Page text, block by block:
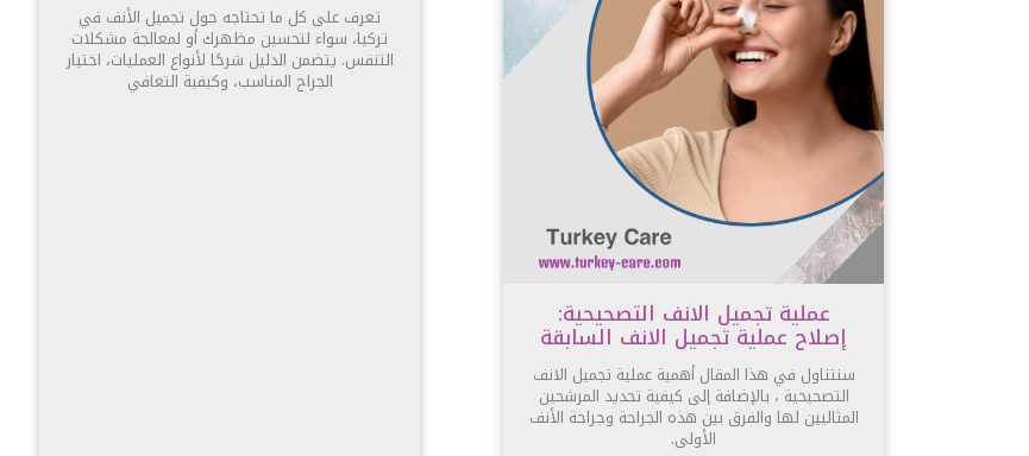
عملية تجميل الانف التصحيحية:
إصلاح عملية تجميل الانف السابقة
سنتناول في هذا المقال أهمية عملية تجميل الانف
التصحيحية ، بالإضافة إلى كيفية تحديد المرشحين
المثاليين لها والفرق بين هذه الجراحة وجراحة الأنف
الأولى.
تعرف على كل ما تحتاجه حول تجميل الأنف في
تركيا، سواء لتحسين مظهرك أو لمعالجة مشكلات
التنفس. يتضمن الدليل شرحًا لأنواع العمليات، اختيار
الجراح المناسب، وكيفية التعافي